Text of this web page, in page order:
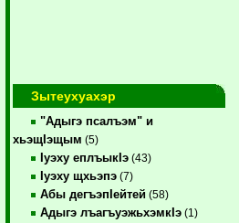
Зытеухуахэр
"Адыгэ псалъэм" и
хьэщIэщым (5)
Iуэху еплъыкIэ (43)
Iуэху щхьэпэ (7)
Абы дегъэпIейтей (58)
Адыгэ лъагъуэжьхэмкIэ (1)